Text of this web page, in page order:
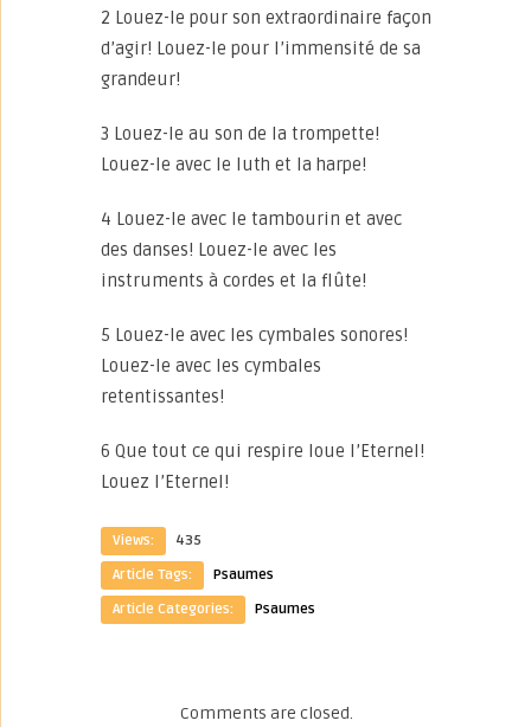
2 Louez-le pour son extraordinaire façon
d’agir! Louez-le pour l’immensité de sa
grandeur!
3 Louez-le au son de la trompette!
Louez-le avec le luth et la harpe!
4 Louez-le avec le tambourin et avec
des danses! Louez-le avec les
instruments à cordes et la flûte!
5 Louez-le avec les cymbales sonores!
Louez-le avec les cymbales
retentissantes!
6 Que tout ce qui respire loue l’Eternel!
Louez l’Eternel!
Views:
435
Article Tags:
Psaumes
Article Categories:
Psaumes
Comments are closed.